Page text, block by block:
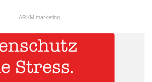
ARKM.marketing